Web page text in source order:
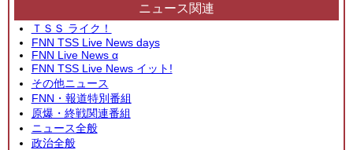
ニュース関連
ＴＳＳ ライク！
FNN TSS Live News days
FNN Live News α
FNN TSS Live News イット!
その他ニュース
FNN・報道特別番組
原爆・終戦関連番組
ニュース全般
政治全般